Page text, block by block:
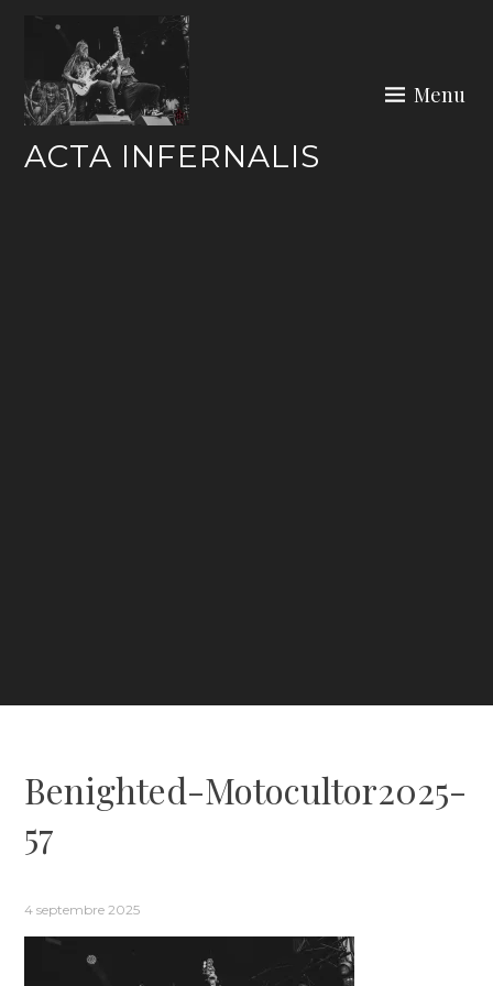
content
ACTA INFERNALIS
Menu
Benighted-Motocultor2025-
57
4 septembre 2025